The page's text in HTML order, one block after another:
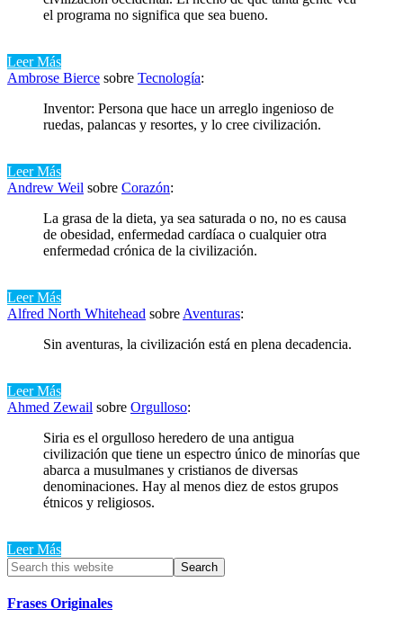
el programa no significa que sea bueno.
Leer Más
Ambrose Bierce sobre Tecnología:
Inventor: Persona que hace un arreglo ingenioso de
ruedas, palancas y resortes, y lo cree civilización.
Leer Más
Andrew Weil sobre Corazón:
La grasa de la dieta, ya sea saturada o no, no es causa
de obesidad, enfermedad cardíaca o cualquier otra
enfermedad crónica de la civilización.
Leer Más
Alfred North Whitehead sobre Aventuras:
Sin aventuras, la civilización está en plena decadencia.
Leer Más
Ahmed Zewail sobre Orgulloso:
Siria es el orgulloso heredero de una antigua
civilización que tiene un espectro único de minorías que
abarca a musulmanes y cristianos de diversas
denominaciones. Hay al menos diez de estos grupos
étnicos y religiosos.
Leer Más
Primary
Sidebar
Search
this
website
Frases Originales